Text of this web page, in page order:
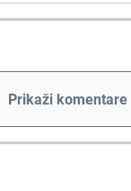
Prikaži komentare